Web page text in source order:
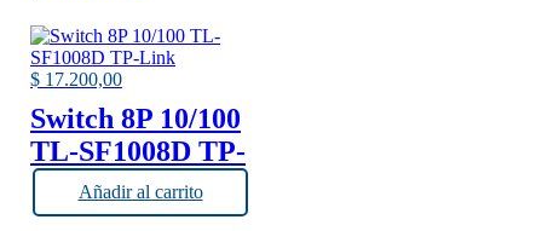
$ 17.200,00
Switch 8P 10/100
TL-SF1008D TP-
LinkAñadir al carrito